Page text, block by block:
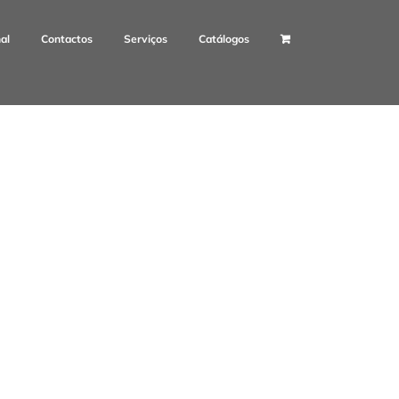
Contactos Serviços Catálogos